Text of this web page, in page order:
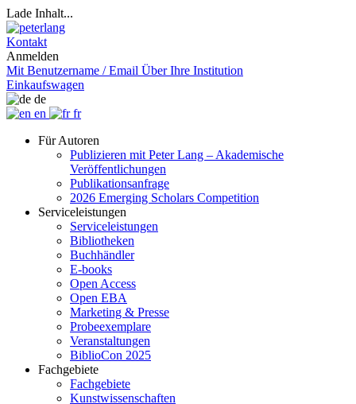
Lade Inhalt...
Kontakt
Anmelden
Mit Benutzername / Email Über Ihre Institution
Einkaufswagen
de
en
fr
Für Autoren
Publizieren mit Peter Lang – Akademische
Veröffentlichungen
Publikationsanfrage
2026 Emerging Scholars Competition
Serviceleistungen
Serviceleistungen
Bibliotheken
Buchhändler
E-books
Open Access
Open EBA
Marketing & Presse
Probeexemplare
Veranstaltungen
BiblioCon 2025
Fachgebiete
Fachgebiete
Kunstwissenschaften